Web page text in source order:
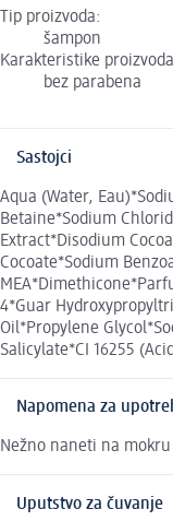
Tip proizvoda:
šampon
Karakteristike
bez parabena
Sastojci
Aqua (Water,
Betaine*Sodium
Extract*Disodium
Cocoate*Sodium
4*Guar
Oil*Propylene
Salicylate*CI 16255
Napomena za
Nežno naneti na
Uputstvo za čuvanje